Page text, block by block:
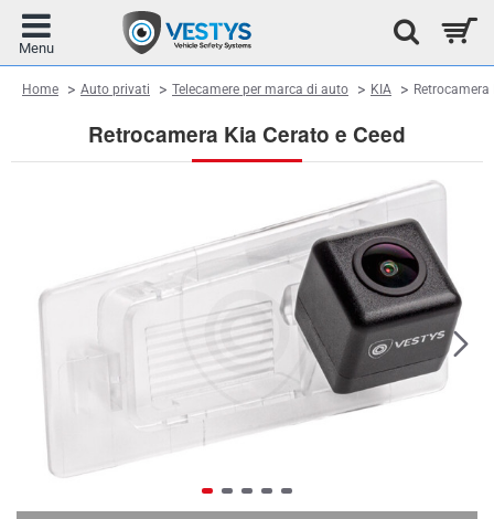
Retrocamera Kia Cerato e Ceed
HomehomeAuto privati Telecamere per marca di auto KIA